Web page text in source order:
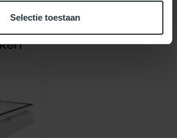
Selectie toestaan